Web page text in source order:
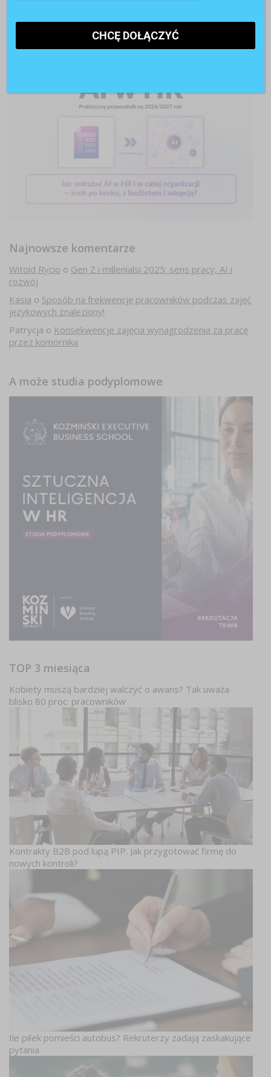
Najnowsze komentarze
Witold Rycio o Gen Z i millenialsi 2025: sens pracy, AI i
rozwój
Kasia o Sposób na frekwencję pracowników podczas zajęć
językowych znaleziony!
Patrycja o Konsekwencje zajęcia wynagrodzenia za pracę
przez komornika
A może studia podyplomowe
TOP 3 miesiąca
Kobiety muszą bardziej walczyć o awans? Tak uważa
blisko 80 proc. pracowników
Kontrakty B2B pod lupą PIP. Jak przygotować firmę do
nowych kontroli?
Ile piłek pomieści autobus? Rekruterzy zadają zaskakujące
pytania